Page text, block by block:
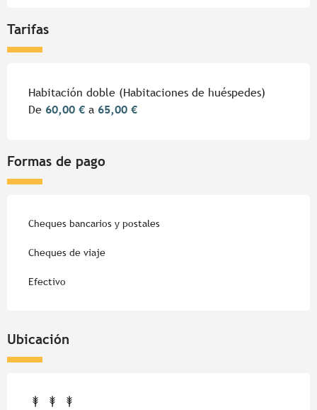
Tarifas
Tarifas 2026
Habitación doble (Habitaciones de huéspedes)
De 60,00 € a 65,00 €
Formas de pago
Cheques bancarios y postales
Cheques de viaje
Efectivo
Ubicación